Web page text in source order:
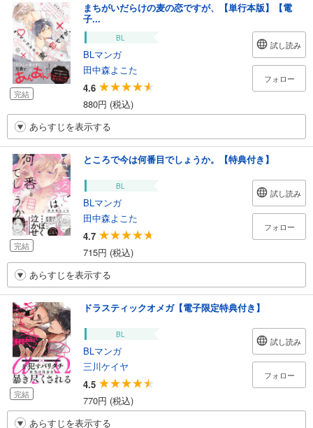
完結
まちがいだらけの麦の恋ですが、【単行本版】【電
子...
BL
BLマンガ
田中森よこた
4.6
880円 (税込)
試し読み
フォロー
あらすじを表示する
完結
ところで今は何番目でしょうか。【特典付き】
BL
BLマンガ
田中森よこた
4.7
715円 (税込)
試し読み
フォロー
あらすじを表示する
完結
ドラスティックオメガ【電子限定特典付き】
BL
BLマンガ
三川ケイヤ
4.5
770円 (税込)
試し読み
フォロー
あらすじを表示する